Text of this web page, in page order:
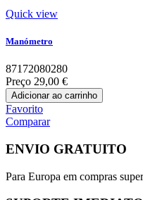
Quick view
Manómetro
87172080280
Preço 29,00 €
Adicionar ao carrinho
Favorito
Comparar
ENVIO GRATUITO
Para Europa em compras